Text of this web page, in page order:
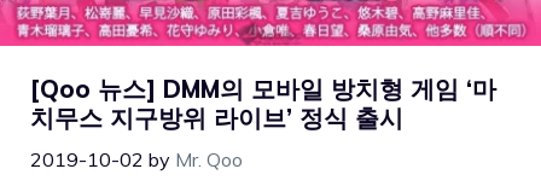
[Qoo 뉴스] DMM의 모바일 방치형 게임 ‘마
치무스 지구방위 라이브’ 정식 출시
2019-10-02 by Mr. Qoo